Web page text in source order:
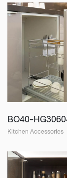
BO40-
Kitchen Accessories